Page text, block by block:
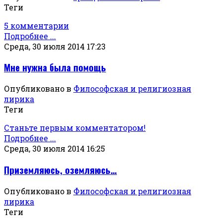
Теги
5 комментарии
Подробнее ...
Среда, 30 июля 2014 17:23
Мне нужна была помощь
Опубликовано в Философская и религиозная
лирика
Теги
Станьте первым комментатором!
Подробнее ...
Среда, 30 июля 2014 16:25
Приземляюсь, оземляюсь…
Опубликовано в Философская и религиозная
лирика
Теги